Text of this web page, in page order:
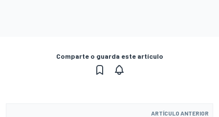
Comparte o guarda este artículo
ARTÍCULO ANTERIOR